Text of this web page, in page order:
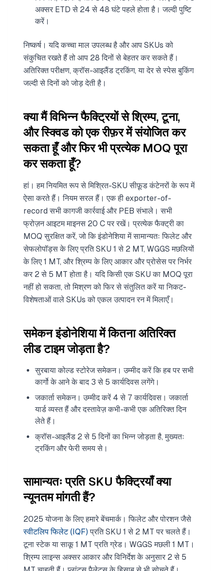
अक्सर ETD से 24 से 48 घंटे पहले होता है। जल्दी पुष्टि
करें।
निष्कर्ष। यदि कच्चा माल उपलब्ध है और आप SKUs को
संकुचित रखते हैं तो आप 28 दिनों से बेहतर कर सकते हैं।
अतिरिक्त परीक्षण, क्रॉस-आइलैंड ट्रकिंग, या देर से स्पेस बुकिंग
जल्दी से दिनों को जोड़ देती है।
क्या मैं विभिन्न फैक्ट्रियों से श्रिम्प, टूना,
और स्क्विड को एक रीफ़र में संयोजित कर
सकता हूँ और फिर भी प्रत्येक MOQ पूरा
कर सकता हूँ?
हां। हम नियमित रूप से मिश्रित-SKU सीफ़ूड कंटेनरों के रूप में
ऐसा करते हैं। नियम सरल हैं। एक ही exporter-of-
record सभी कागजी कार्रवाई और PEB संभाले। सभी
फ्रोज़न आइटम माइनस 20 C पर रखें। प्रत्येक फैक्ट्री का
MOQ सुरक्षित करें, जो कि इंडोनेशिया में सामान्यतः फिलेट और
सेफलोपॉड्स के लिए प्रति SKU 1 से 2 MT, WGGS मछलियों
के लिए 1 MT, और श्रिम्प के लिए आकार और प्रोसेस पर निर्भर
कर 2 से 5 MT होता है। यदि किसी एक SKU का MOQ पूरा
नहीं हो सकता, तो मिश्रण को फिर से संतुलित करें या निकट-
विशेषताओं वाले SKUs को एकल उत्पादन रन में मिलाएँ।
समेकन इंडोनेशिया में कितना अतिरिक्त
लीड टाइम जोड़ता है?
सुरबाया कोल्ड स्टोरेज समेकन। उम्मीद करें कि हब पर सभी
कार्गो के आने के बाद 3 से 5 कार्यदिवस लगेंगे।
जकार्ता समेकन। उम्मीद करें 4 से 7 कार्यदिवस। जकार्ता
यार्ड व्यस्त हैं और दस्तावेज़ कभी-कभी एक अतिरिक्त दिन
लेते हैं।
क्रॉस-आइलैंड 2 से 5 दिनों का भिन्न जोड़ता है, मुख्यतः
ट्रकिंग और फेरी समय से।
सामान्यतः प्रति SKU फैक्ट्रियाँ क्या
न्यूनतम मांगती हैं?
2025 योजना के लिए हमारे बेंचमार्क। फिलेट और पोरशन जैसे
स्वीटलिप फिलेट (IQF) प्रति SKU 1 से 2 MT पर चलते हैं।
टूना स्टेक या साकू 1 MT प्रति ग्रेड। WGGS मछली 1 MT।
श्रिम्प लाइन्स अक्सर आकार और विनिर्देश के अनुसार 2 से 5